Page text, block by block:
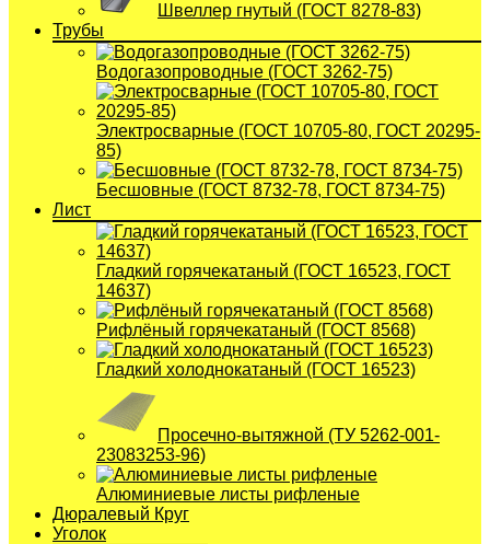
Швеллер гнутый (ГОСТ 8278-83)
Трубы
Водогазопроводные (ГОСТ 3262-75)
Электросварные (ГОСТ 10705-80, ГОСТ 20295-
85)
Бесшовные (ГОСТ 8732-78, ГОСТ 8734-75)
Лист
Гладкий горячекатаный (ГОСТ 16523, ГОСТ
14637)
Рифлёный горячекатаный (ГОСТ 8568)
Гладкий холоднокатаный (ГОСТ 16523)
Просечно-вытяжной (ТУ 5262-001-
23083253-96)
Алюминиевые листы рифленые
Дюралевый Круг
Уголок